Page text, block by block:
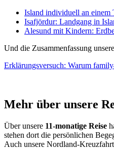
Island individuell an einem
Isafjördur: Landgang in
Alesund mit Kindern:
Und die Zusammenfassung
Erklärungsversuch: Warum
Mehr über unsere
Über unsere 11-monatige Reise
stehen dort die persönlichen
Auch unsere Nordland-